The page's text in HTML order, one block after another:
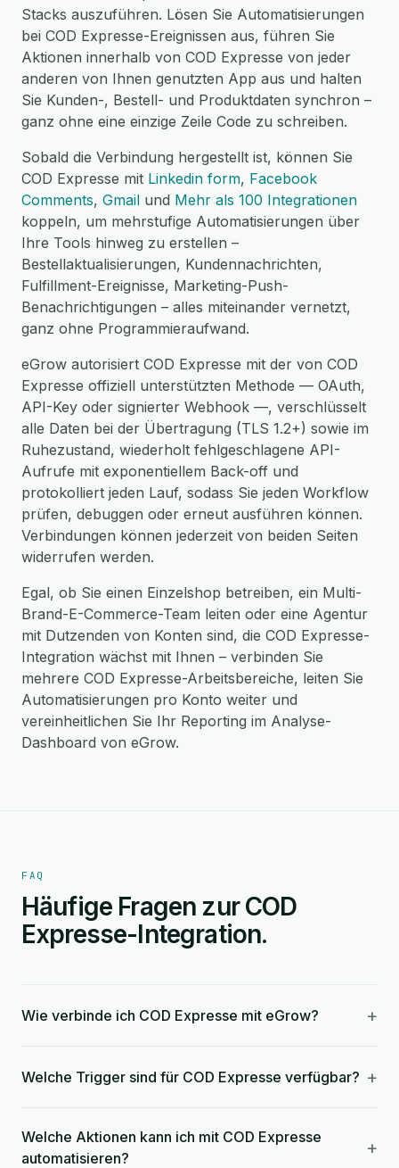
Stacks auszuführen. Lösen Sie Automatisierungen
bei COD Expresse-Ereignissen aus, führen Sie
Aktionen innerhalb von COD Expresse von jeder
anderen von Ihnen genutzten App aus und halten
Sie Kunden-, Bestell- und Produktdaten synchron –
ganz ohne eine einzige Zeile Code zu schreiben.
Sobald die Verbindung hergestellt ist, können Sie
COD Expresse mit Linkedin form, Facebook
Comments, Gmail und Mehr als 100 Integrationen
koppeln, um mehrstufige Automatisierungen über
Ihre Tools hinweg zu erstellen –
Bestellaktualisierungen, Kundennachrichten,
Fulfillment-Ereignisse, Marketing-Push-
Benachrichtigungen – alles miteinander vernetzt,
ganz ohne Programmieraufwand.
eGrow autorisiert COD Expresse mit der von COD
Expresse offiziell unterstützten Methode — OAuth,
API-Key oder signierter Webhook —, verschlüsselt
alle Daten bei der Übertragung (TLS 1.2+) sowie im
Ruhezustand, wiederholt fehlgeschlagene API-
Aufrufe mit exponentiellem Back-off und
protokolliert jeden Lauf, sodass Sie jeden Workflow
prüfen, debuggen oder erneut ausführen können.
Verbindungen können jederzeit von beiden Seiten
widerrufen werden.
Egal, ob Sie einen Einzelshop betreiben, ein Multi-
Brand-E-Commerce-Team leiten oder eine Agentur
mit Dutzenden von Konten sind, die COD Expresse-
Integration wächst mit Ihnen – verbinden Sie
mehrere COD Expresse-Arbeitsbereiche, leiten Sie
Automatisierungen pro Konto weiter und
vereinheitlichen Sie Ihr Reporting im Analyse-
Dashboard von eGrow.
FAQ
Häufige Fragen zur COD
Expresse-Integration.
Wie verbinde ich COD Expresse mit eGrow? +
Welche Trigger sind für COD Expresse verfügbar? +
Welche Aktionen kann ich mit COD Expresse
automatisieren?
+